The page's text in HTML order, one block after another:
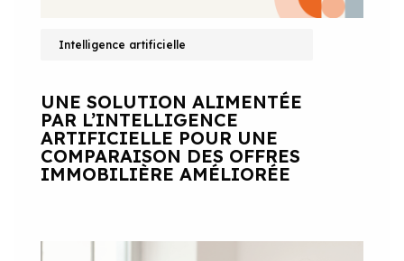
Intelligence artificielle
UNE SOLUTION ALIMENTÉE
PAR L’INTELLIGENCE
ARTIFICIELLE POUR UNE
COMPARAISON DES OFFRES
IMMOBILIÈRE AMÉLIORÉE